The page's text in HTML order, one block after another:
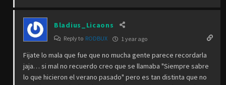
Bladius_Licaons
Reply to RODBUX 1 year ago
Fijate lo mala que fue que no mucha gente parece recordarla
jaja… si mal no recuerdo creo que se llamaba "Siempre sabre
lo que hicieron el verano pasado" pero es tan distinta que no